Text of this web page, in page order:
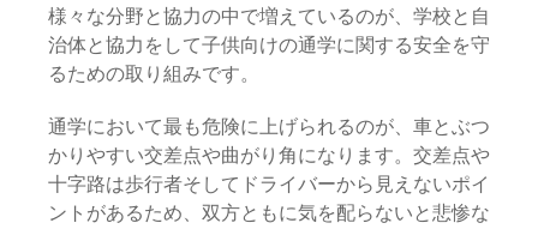
様々な分野と協力の中で増えているのが、学校と自
治体と協力をして子供向けの通学に関する安全を守
るための取り組みです。
通学において最も危険に上げられるのが、車とぶつ
かりやすい交差点や曲がり角になります。交差点や
十字路は歩行者そしてドライバーから見えないポイ
ントがあるため、双方ともに気を配らないと悲惨な